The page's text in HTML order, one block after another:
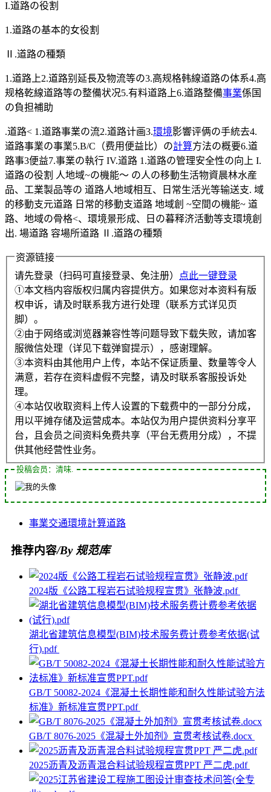
I.道路の役割
1.道路の基本的女役割
Ⅱ.道路の種類
1.道路上2.道路别延長及物流等の3.高规格韩線道路の体系4.高
规格乾線道路等の整備状况5.有料道路上6.道路整備事業係国
の負担補助
.道路< 1.道路事業の流2.道路计画3.環境影響评俩の手統去4.
道路事業の事業5.B/C（费用便益比）の計算方法の概要6.道
路事3便益7.事業の執行 IV.道路 1.道路の管理安全性の向上 I.
道路の役割 人地域~の機能～ の人の移動生活物資晨林水産
品、工業製品等の 道路人地域相互、日常生活光等输送支. 域
的移動支元道路 日常的移動支道路 地域創 ~空間の機能~ 道
路、地域の骨格<、環境景形成、日の暮释济活動等支環境創
出. 場道路 容場所道路 Ⅱ.道路の種類
资源链接
请先登录（扫码可直接登录、免注册）
点此一键登录
①本文档内容版权归属内容提供方。如果您对本资料有版
权申诉，请及时联系我方进行处理（联系方式详见页
脚）。
②由于网络或浏览器兼容性等问题导致下载失败，请加客
服微信处理（详见下载弹窗提示），感谢理解。
③本资料由其他用户上传，本站不保证质量、数量等令人
满意，若存在资料虚假不完整，请及时联系客服投诉处
理。
④本站仅收取资料上传人设置的下载费中的一部分分成，
用以平摊存储及运营成本。本站仅为用户提供资料分享平
台，且会员之间资料免费共享（平台无费用分成），不提
供其他经营性业务。
投稿会员：清味.
事業交通環境計算道路
推荐内容/By 规范库
2024版《公路工程岩石试验规程宣贯》张静波.pdf
湖北省建筑信息模型(BIM)技术服务费计费参考依据(试
行).pdf
GB/T 50082-2024《混凝土长期性能和耐久性能试验方法
标准》新标准宣贯PPT.pdf
GB/T 8076-2025《混凝土外加剂》宣贯考核试卷.docx
2025沥青及沥青混合料试验规程宣贯PPT 严二虎.pdf